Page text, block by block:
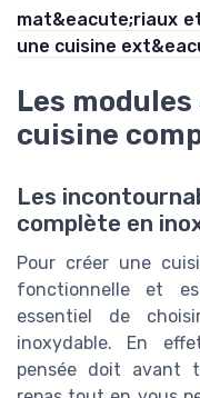
mat&eacute;riaux
une cuisine
Les
cuisine
Les
complète en
Pour créer une
fonctionnelle et
essentiel de
inoxydable. En
pensée doit avant